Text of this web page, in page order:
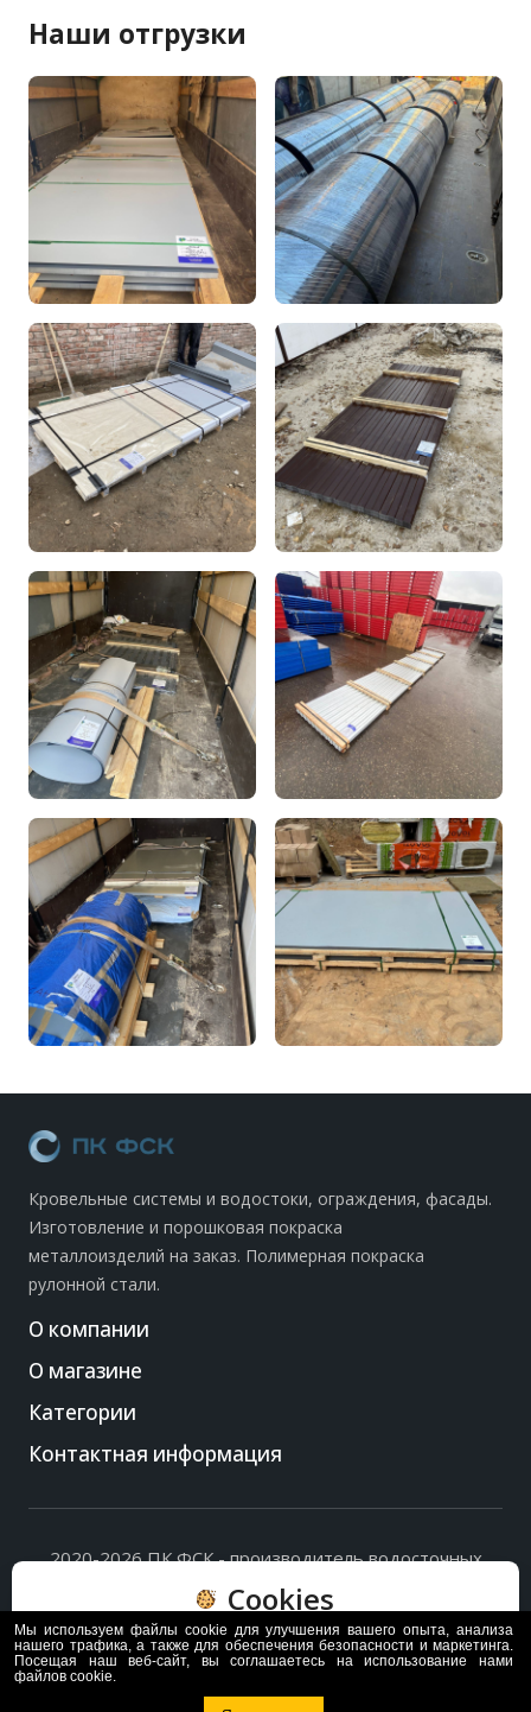
Наши отгрузки
Кровельные системы и водостоки, ограждения, фасады.
Изготовление и порошковая покраска
металлоизделий на заказ. Полимерная покраска
рулонной стали.
О компании
О магазине
Категории
Контактная информация
2020-2026 ПК ФСК - производитель водосточных
Политика обработки персональных данных
на их обработку.
Cookies
Пользуясь сайтом, вы соглашаетесь с политикой
обработки и хранения данных Cookie
Мы используем файлы cookie для улучшения вашего опыта, анализа
нашего трафика, а также для обеспечения безопасности и маркетинга.
Посещая наш веб-сайт, вы соглашаетесь на использование нами
файлов cookie.